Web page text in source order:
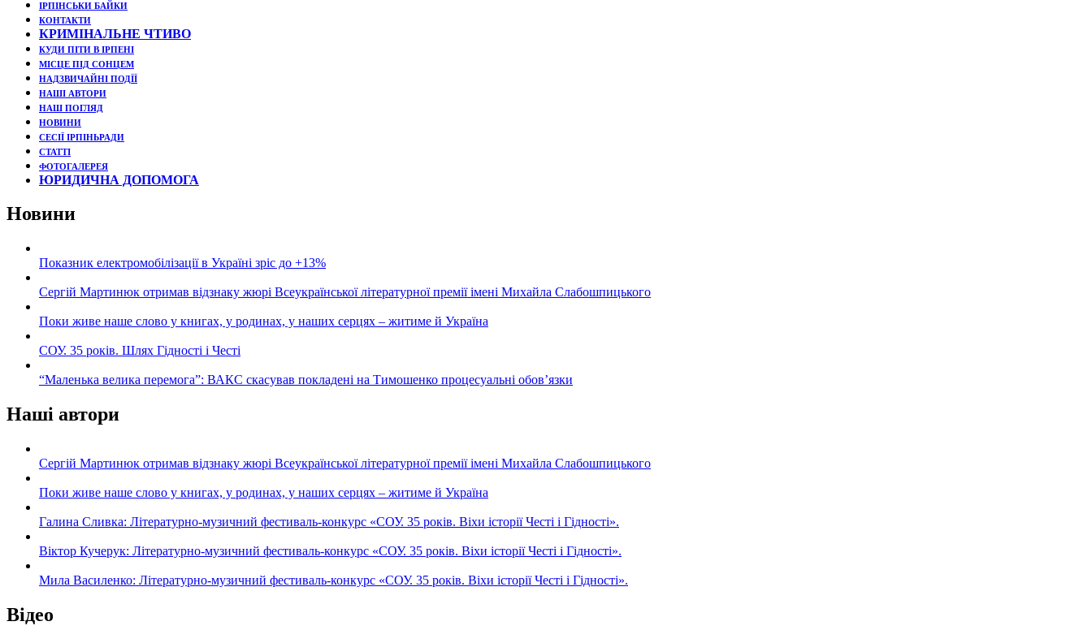
ІРПІНСЬКИ БАЙКИ
КОНТАКТИ
КРИМІНАЛЬНЕ ЧТИВО
КУДИ ПІТИ В ІРПЕНІ
МІСЦЕ ПІД СОНЦЕМ
НАДЗВИЧАЙНІ ПОДЇЇ
НАШІ АВТОРИ
НАШ ПОГЛЯД
НОВИНИ
СЕСІЇ ІРПІНЬРАДИ
СТАТТІ
ФОТОГАЛЕРЕЯ
ЮРИДИЧНА ДОПОМОГА
Новини
Показник електромобілізації в Україні зріс до +13%
Сергій Мартинюк отримав відзнаку жюрі Всеукраїнської літературної премії імені Михайла Слабошпицького
Поки живе наше слово у книгах, у родинах, у наших серцях – житиме й Україна
СОУ. 35 років. Шлях Гідності і Честі
“Маленька велика перемога”: ВАКС скасував покладені на Тимошенко процесуальні обов’язки
Наші автори
Сергій Мартинюк отримав відзнаку жюрі Всеукраїнської літературної премії імені Михайла Слабошпицького
Поки живе наше слово у книгах, у родинах, у наших серцях – житиме й Україна
Галина Сливка: Літературно-музичний фестиваль-конкурс «СОУ. 35 років. Віхи історії Честі і Гідності».
Віктор Кучерук: Літературно-музичний фестиваль-конкурс «СОУ. 35 років. Віхи історії Честі і Гідності».
Мила Василенко: Літературно-музичний фестиваль-конкурс «СОУ. 35 років. Віхи історії Честі і Гідності».
Відео